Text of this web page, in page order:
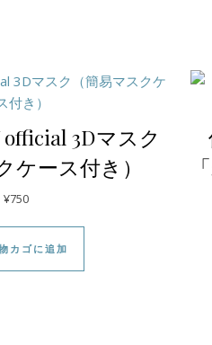
official 3Dマスク
ケース付き）
¥750
カゴに追加